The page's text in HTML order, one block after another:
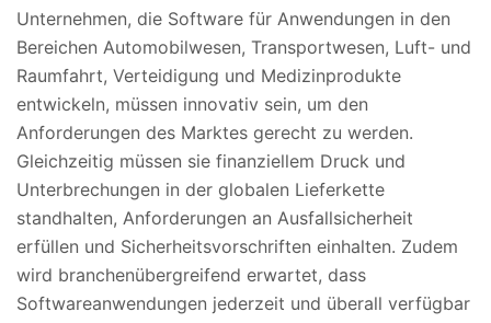
Unternehmen, die Software für Anwendungen in den
Bereichen Automobilwesen, Transportwesen, Luft- und
Raumfahrt, Verteidigung und Medizinprodukte
entwickeln, müssen innovativ sein, um den
Anforderungen des Marktes gerecht zu werden.
Gleichzeitig müssen sie finanziellem Druck und
Unterbrechungen in der globalen Lieferkette
standhalten, Anforderungen an Ausfallsicherheit
erfüllen und Sicherheitsvorschriften einhalten. Zudem
wird branchenübergreifend erwartet, dass
Softwareanwendungen jederzeit und überall verfügbar